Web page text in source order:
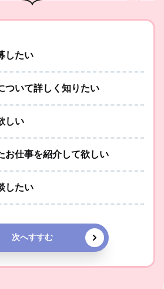
したい
ついて詳しく知りたい
しい
お仕事を紹介して欲しい
したい
次へすすむ